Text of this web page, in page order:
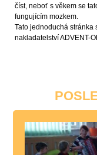
číst, neboť s věkem se
fungujícím mozkem.
Tato jednoduchá stránka
nakladatelství ADVENT-